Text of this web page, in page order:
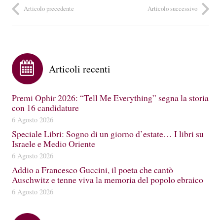
Articolo precedente Articolo successivo
Articoli recenti
Premi Ophir 2026: “Tell Me Everything” segna la storia
con 16 candidature
6 Agosto 2026
Speciale Libri: Sogno di un giorno d’estate… I libri su
Israele e Medio Oriente
6 Agosto 2026
Addio a Francesco Guccini, il poeta che cantò
Auschwitz e tenne viva la memoria del popolo ebraico
6 Agosto 2026